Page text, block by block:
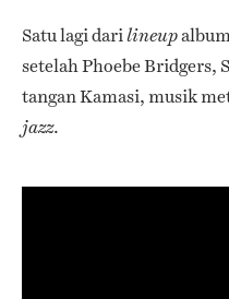
Satu lagi darilineup
setelah Phoebe
tangan Kamasi, musik
jazz.